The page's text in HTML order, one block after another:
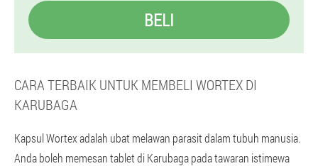
BELI
CARA TERBAIK UNTUK MEMBELI WORTEX DI
KARUBAGA
Kapsul Wortex adalah ubat melawan parasit dalam tubuh manusia.
Anda boleh memesan tablet di Karubaga pada tawaran istimewa